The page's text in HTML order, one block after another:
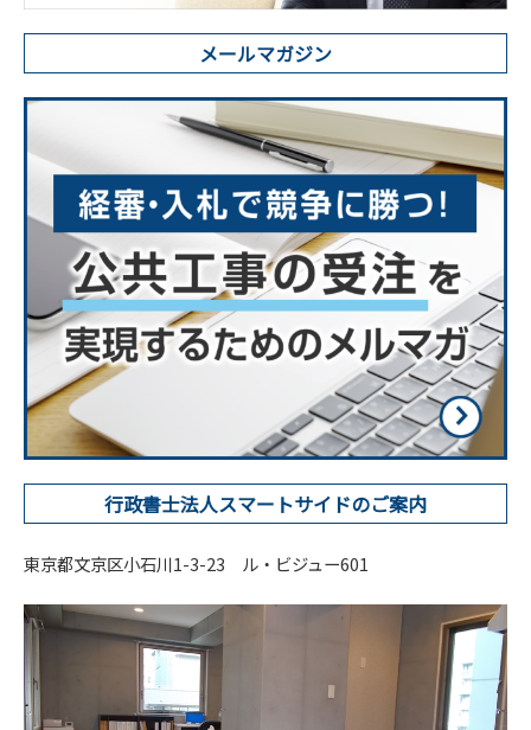
メールマガジン
行政書士法人スマートサイドのご案内
東京都文京区小石川1-3-23 ル・ビジュー601